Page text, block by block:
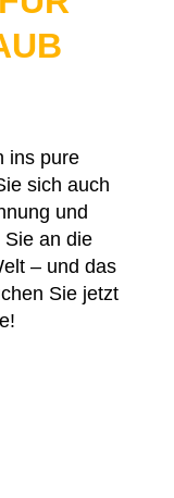
ins pure
sich auch
und
Sie an die
– und das
Sie jetzt